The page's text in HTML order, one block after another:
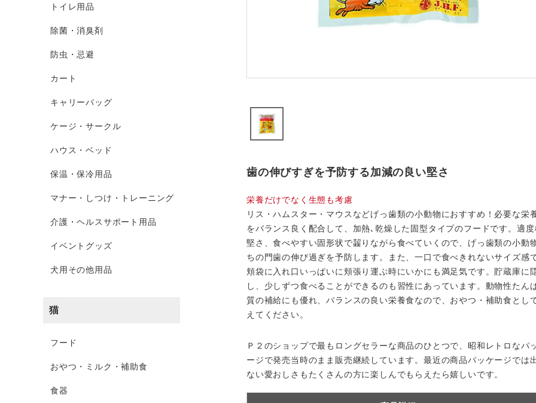
トイレ用品
除菌・消臭剤
防虫・忌避
カート
キャリーバッグ
ケージ・サークル
ハウス・ベッド
保温・保冷用品
マナー・しつけ・トレーニング
介護・ヘルスサポート用品
イベントグッズ
犬用その他用品
猫
フード
おやつ・ミルク・補助食
食器
歯の伸びすぎを予防する加減の良い堅さ
栄養だけでなく生態も考慮
リス・ハムスター・マウスなどげっ歯類の小動物におすすめ！必要な栄
をバランス良く配合して、加熱､乾燥した固型タイプのフードです。適度
堅さ、食べやすい固形状で齧りながら食べていくので、げっ歯類の小動
ちの門歯の伸び過ぎを予防します。また、一口で食べきれないサイズ感で
頬袋に入れ口いっぱいに頬張り運ぶ時にいかにも満足気です。貯蔵庫に
し、少しずつ食べることができるのも習性にあっています。動物性たん
質の補給にも優れ、バランスの良い栄養食なので、おやつ・補助食とし
えてください。
Ｐ２のショップで最もロングセラーな商品のひとつで、昭和レトロなパ
ージで発売当時のまま販売継続しています。最近の商品パッケージでは
ない愛おしさもたくさんの方に楽しんでもらえたら嬉しいです。